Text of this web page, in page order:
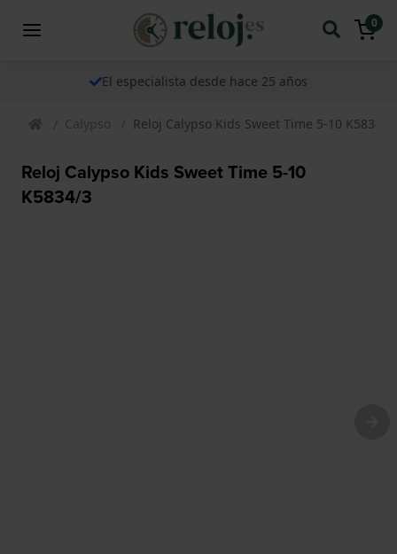
0
El especialista desde hace 25 años
Calypso Reloj Calypso Kids Sweet Time 5-10 K5834/3
Reloj Calypso Kids Sweet Time 5-10
K5834/3